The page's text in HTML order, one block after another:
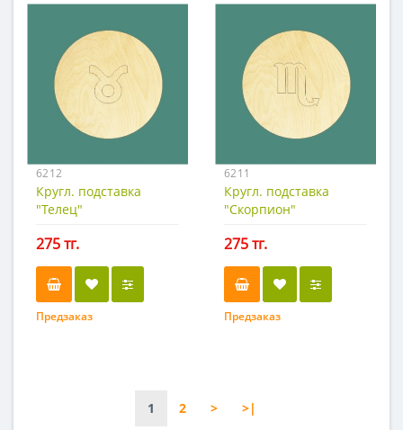
6212
Кругл. подставка
"Телец"
275 тг.
Предзаказ
6211
Кругл. подставка
"Скорпион"
275 тг.
Предзаказ
1 2 > >|